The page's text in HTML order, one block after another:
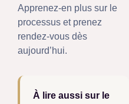
Apprenez-en plus sur le
processus et prenez
rendez-vous dès
aujourd’hui.
À lire aussi sur le